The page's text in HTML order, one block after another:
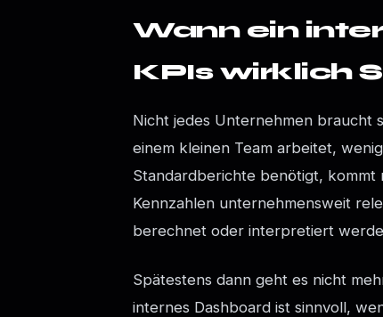
Wann ein
KPIs wirklich
Nicht jedes Unternehmen braucht
einem kleinen Team arbeitet,
Standardberichte benötigt,
Kennzahlen unternehmensweit
berechnet oder interpretiert
Spätestens dann geht es nicht
internes Dashboard ist sinnvoll,